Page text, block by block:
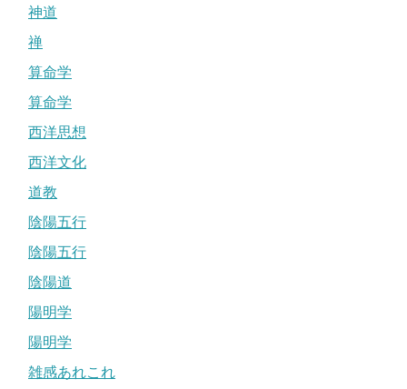
神道
禅
算命学
算命学
西洋思想
西洋文化
道教
陰陽五行
陰陽五行
陰陽道
陽明学
陽明学
雑感あれこれ